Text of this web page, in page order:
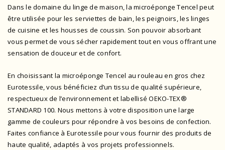
Dans le domaine du linge de maison, la microéponge Tencel peut
être utilisée pour les serviettes de bain, les peignoirs, les linges
de cuisine et les housses de coussin. Son pouvoir absorbant
vous permet de vous sécher rapidement tout en vous offrant une
sensation de douceur et de confort.
En choisissant la microéponge Tencel au rouleau en gros chez
Eurotessile, vous bénéficiez d’un tissu de qualité supérieure,
respectueux de l’environnement et labellisé OEKO-TEX®
STANDARD 100. Nous mettons à votre disposition une large
gamme de couleurs pour répondre à vos besoins de confection.
Faites confiance à Eurotessile pour vous fournir des produits de
haute qualité, adaptés à vos projets professionnels.